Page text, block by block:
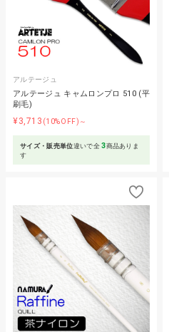
アルテージュ
アルテージュ キャムロンプロ 510 (平
刷毛)
¥3,713 (10%OFF)～
サイズ・販売単位違いで全3商品ありま
す